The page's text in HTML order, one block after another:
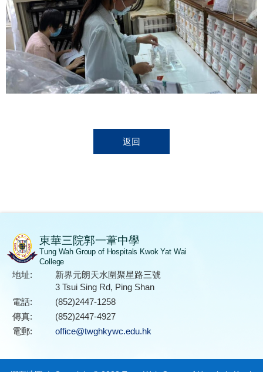
返回
東華三院郭一葦中學
Tung Wah Group of Hospitals Kwok Yat Wai
College
地址:
新界元朗天水圍聚星路三號
3 Tsui Sing Rd, Ping Shan
電話:
(852)2447-1258
傳真:
(852)2447-4927
電郵:
office@twghkywc.edu.hk